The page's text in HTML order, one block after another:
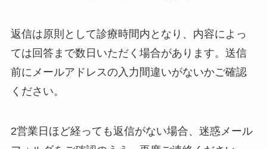
返信は原則として診療時間内となり、内容によっ
ては回答まで数日いただく場合があります。送信
前にメールアドレスの入力間違いがないかご確認
ください。
2営業日ほど経っても返信がない場合、迷惑メール